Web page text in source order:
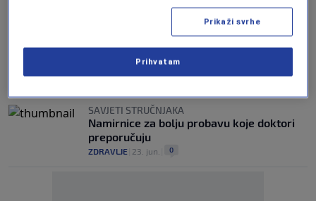
SAVJETI STRUČNJAKA
Onkolozi mole ljude da prestanu raditi ovu
jednu stvar pod tušem
0
SAVJETI STRUČNJAKA
Namirnice za bolju probavu koje doktori
preporučuju
ZDRAVLJE 23. jun. 0
Prikaži svrhe
Prihvatam